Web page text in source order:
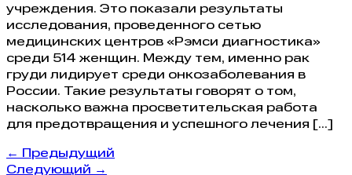
учреждения. Это показали результаты
исследования, проведенного сетью
медицинских центров «Рэмси диагностика»
среди 514 женщин. Между тем, именно рак
груди лидирует среди онкозаболевания в
России. Такие результаты говорят о том,
насколько важна просветительская работа
для предотвращения и успешного лечения […]
← Предыдущий
Следующий →